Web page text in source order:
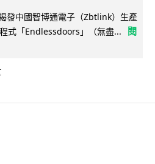
發中國智博通電子（Zbtlink）生產
式「Endlessdoors」（無盡...
閱